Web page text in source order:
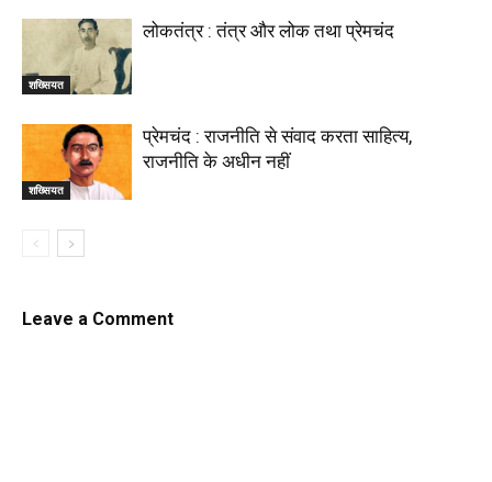
शख्सियत
लोकतंत्र : तंत्र और लोक तथा प्रेमचंद
शख्सियत
प्रेमचंद : राजनीति से संवाद करता साहित्य,
राजनीति के अधीन नहीं
Leave a Comment